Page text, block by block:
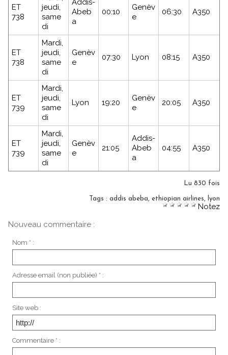
ET
738
jeudi,
same
di
Addis-
Abeb
a
00:10
Genèv
e
06:30 A350
ET
738
Mardi,
jeudi,
same
di
Genèv
e
07:30 Lyon 08:15 A350
ET
739
Mardi,
jeudi,
same
di
Lyon 19:20
Genèv
e
20:05 A350
ET
739
Mardi,
jeudi,
same
di
Genèv
e
21:05
Addis-
Abeb
a
04:55 A350
Lu 830 fois
Tags : addis abeba, ethiopian airlines, lyon
Notez
Nouveau commentaire :
Nom * :
Adresse email (non publiée) * :
Site web :
Commentaire * :